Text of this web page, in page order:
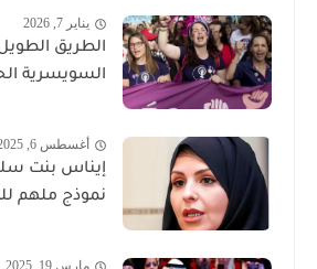
يناير 7, 2026
الطريق
السويسرية
أغسطس 6, 2025
إيناس بنت
نموذج ملهم